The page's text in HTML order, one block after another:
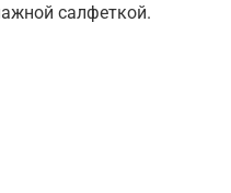
салфеткой.